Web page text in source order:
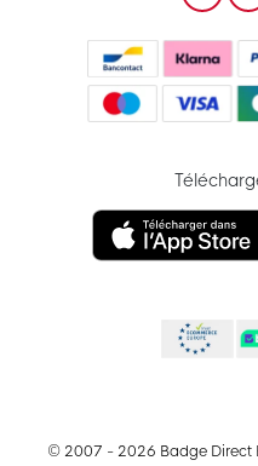
© 2007 - 2026 Badge Direct